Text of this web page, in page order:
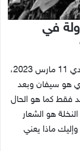
في
في سياق الحديث عن يوم العلم السعودي 11 مارس 2023،
هو سيفان وبعد
فقط كما هو الحال
هو الشعار
1950 ميلادية، وإليك ماذا يعني